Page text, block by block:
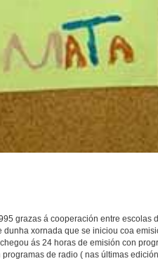
grazas á cooperación entre escolas
xornada que se iniciou coa
ás 24 horas de emisión con
de radio ( nas últimas